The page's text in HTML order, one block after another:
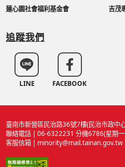
蓮心園社會福利基金會
吉茂
追蹤我們
LINE FACEBOOK
臺南市新營區民治路36號7樓(民治市政中
聯絡電話 | 06-6322231 分機6786(星期
客服信箱 | minority@mail.tainan.gov.tw